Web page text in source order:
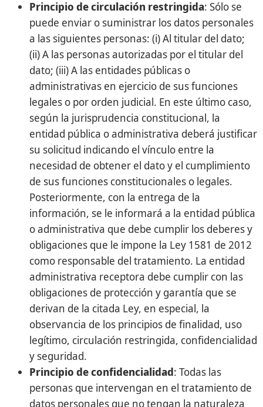
Principio de circulación restringida: Sólo se
puede enviar o suministrar los datos personales
a las siguientes personas: (i) Al titular del dato;
(ii) A las personas autorizadas por el titular del
dato; (iii) A las entidades públicas o
administrativas en ejercicio de sus funciones
legales o por orden judicial. En este último caso,
según la jurisprudencia constitucional, la
entidad pública o administrativa deberá justificar
su solicitud indicando el vínculo entre la
necesidad de obtener el dato y el cumplimiento
de sus funciones constitucionales o legales.
Posteriormente, con la entrega de la
información, se le informará a la entidad pública
o administrativa que debe cumplir los deberes y
obligaciones que le impone la Ley 1581 de 2012
como responsable del tratamiento. La entidad
administrativa receptora debe cumplir con las
obligaciones de protección y garantía que se
derivan de la citada Ley, en especial, la
observancia de los principios de finalidad, uso
legítimo, circulación restringida, confidencialidad
y seguridad.
Principio de confidencialidad: Todas las
personas que intervengan en el tratamiento de
datos personales que no tengan la naturaleza